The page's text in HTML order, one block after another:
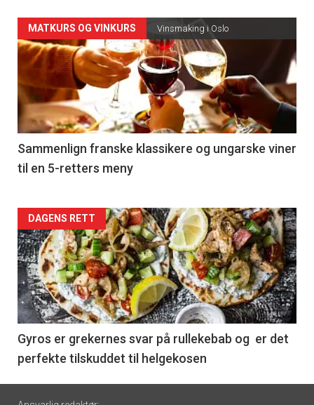
Forsiden
akkurat
nå
-
5
MATKURS OG VINKURS Vinsmaking i Oslo
Sammenlign franske klassikere og ungarske viner
til en 5-retters meny
Forsiden
akkurat
nå
-
6
DAGENS RETT
Gyros er grekernes svar på rullekebab og er det
perfekte tilskuddet til helgekosen
Footer